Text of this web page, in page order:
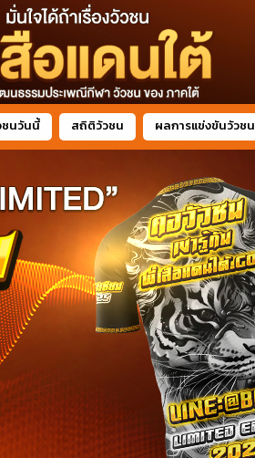
ชนวันนี้ สถิติวัวชน ผลการแข่งขันวัวชน